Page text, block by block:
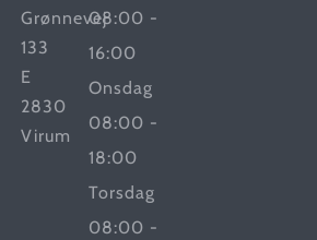
Grønnevej
133
E
2830
Virum
08:00 -
16:00
Onsdag
08:00 -
18:00
Torsdag
08:00 -